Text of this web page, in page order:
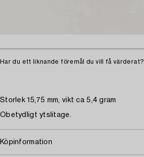
Har du ett liknande föremål du vill få värderat?
Storlek 15,75 mm, vikt ca 5,4 gram
Obetydligt ytslitage.
Köpinformation